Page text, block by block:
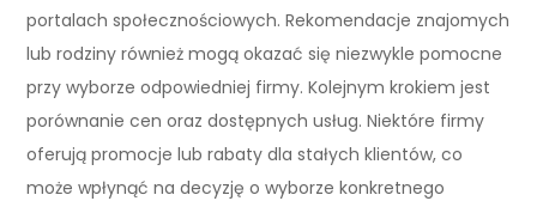
portalach społecznościowych. Rekomendacje znajomych
lub rodziny również mogą okazać się niezwykle pomocne
przy wyborze odpowiedniej firmy. Kolejnym krokiem jest
porównanie cen oraz dostępnych usług. Niektóre firmy
oferują promocje lub rabaty dla stałych klientów, co
może wpłynąć na decyzję o wyborze konkretnego